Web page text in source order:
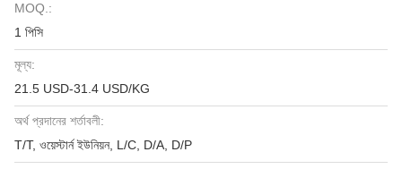
MOQ.:
1 পিসি
মূল্য:
21.5 USD-31.4 USD/KG
অর্থ প্রদানের শর্তাবলী:
T/T, ওয়েস্টার্ন ইউনিয়ন, L/C, D/A, D/P